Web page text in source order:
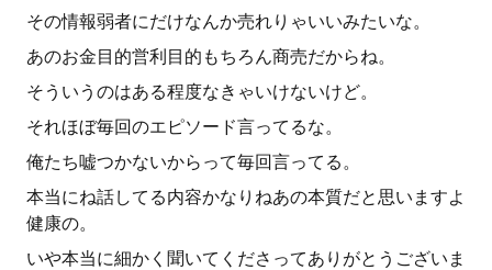
その情報弱者にだけなんか売れりゃいいみたいな。
あのお金目的営利目的もちろん商売だからね。
そういうのはある程度なきゃいけないけど。
それほぼ毎回のエピソード言ってるな。
俺たち嘘つかないからって毎回言ってる。
本当にね話してる内容かなりねあの本質だと思いますよ
健康の。
いや本当に細かく聞いてくださってありがとうございま